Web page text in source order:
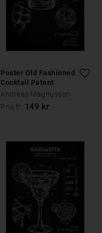
Poster Old Fashioned
Cocktail Patent
Andreas Magnusson
Pris fr. 149 kr